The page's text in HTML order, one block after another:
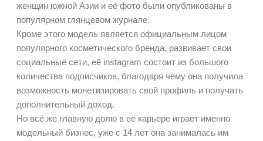
женщин южной Азии и её фото были опубликованы в
популярном глянцевом журнале.
Кроме этого модель является официальным лицом
популярного косметического бренда, развивает свои
социальные сети, её instagram состоит из большого
количества подписчиков, благодаря чему она получила
возможность монетизировать свой профиль и получать
дополнительный доход.
Но всё же главную долю в её карьере играет именно
модельный бизнес, уже с 14 лет она занималась им